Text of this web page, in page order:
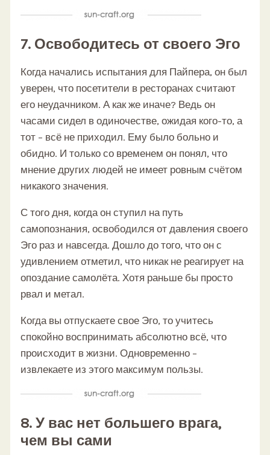
7. Освободитесь от своего Эго
Когда начались испытания для Пайпера, он был
уверен, что посетители в ресторанах считают
его неудачником. А как же иначе? Ведь он
часами сидел в одиночестве, ожидая кого-то, а
тот – всё не приходил. Ему было больно и
обидно. И только со временем он понял, что
мнение других людей не имеет ровным счётом
никакого значения.
С того дня, когда он ступил на путь
самопознания, освободился от давления своего
Эго раз и навсегда. Дошло до того, что он с
удивлением отметил, что никак не реагирует на
опоздание самолёта. Хотя раньше бы просто
рвал и метал.
Когда вы отпускаете свое Эго, то учитесь
спокойно воспринимать абсолютно всё, что
происходит в жизни. Одновременно –
извлекаете из этого максимум пользы.
8. У вас нет большего врага,
чем вы сами